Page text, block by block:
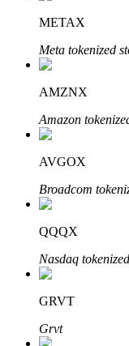
學習理財
了解如何賺取
METAX
Meta tokenized
AMZNX
Amazon
AVGOX
Broadcom
QQQX
Nasdaq
GRVT
Grvt